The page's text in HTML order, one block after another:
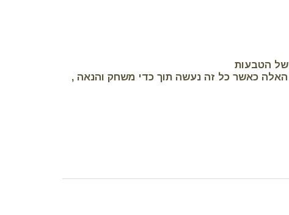
של הטבעות
כאשר כל זה נעשה תוך כדי משחק והנאה ,